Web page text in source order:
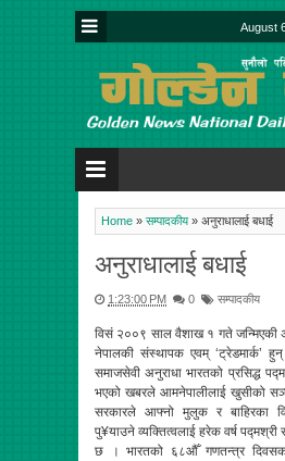
August
Home » सम्पादकीय » अनुराधालाई बधाई
अनुराधालाई बधाई
1:23:00 PM 0 सम्पादकीय
विसं २००९ साल वैशाख १ गते जन्मिएकी
नेपालकी संस्थापक एवम् ‘ट्रेडमार्क’
समाजसेवी अनुराधा भारतको प्रसिद्ध
भएको खबरले आमनेपालीलाई खुसीको
सरकारले आफ्नो मुलुक र बाहिरका
पु¥याउने व्यक्तित्वलाई हरेक वर्ष पद्मश्री
छ । भारतको ६८औँ गणतन्त्र